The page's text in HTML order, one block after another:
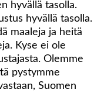
hyvällä tasolla.
hyvällä tasolla.
maaleja ja heitä
Kyse ei ole
Olemme
pystymme
Suomen